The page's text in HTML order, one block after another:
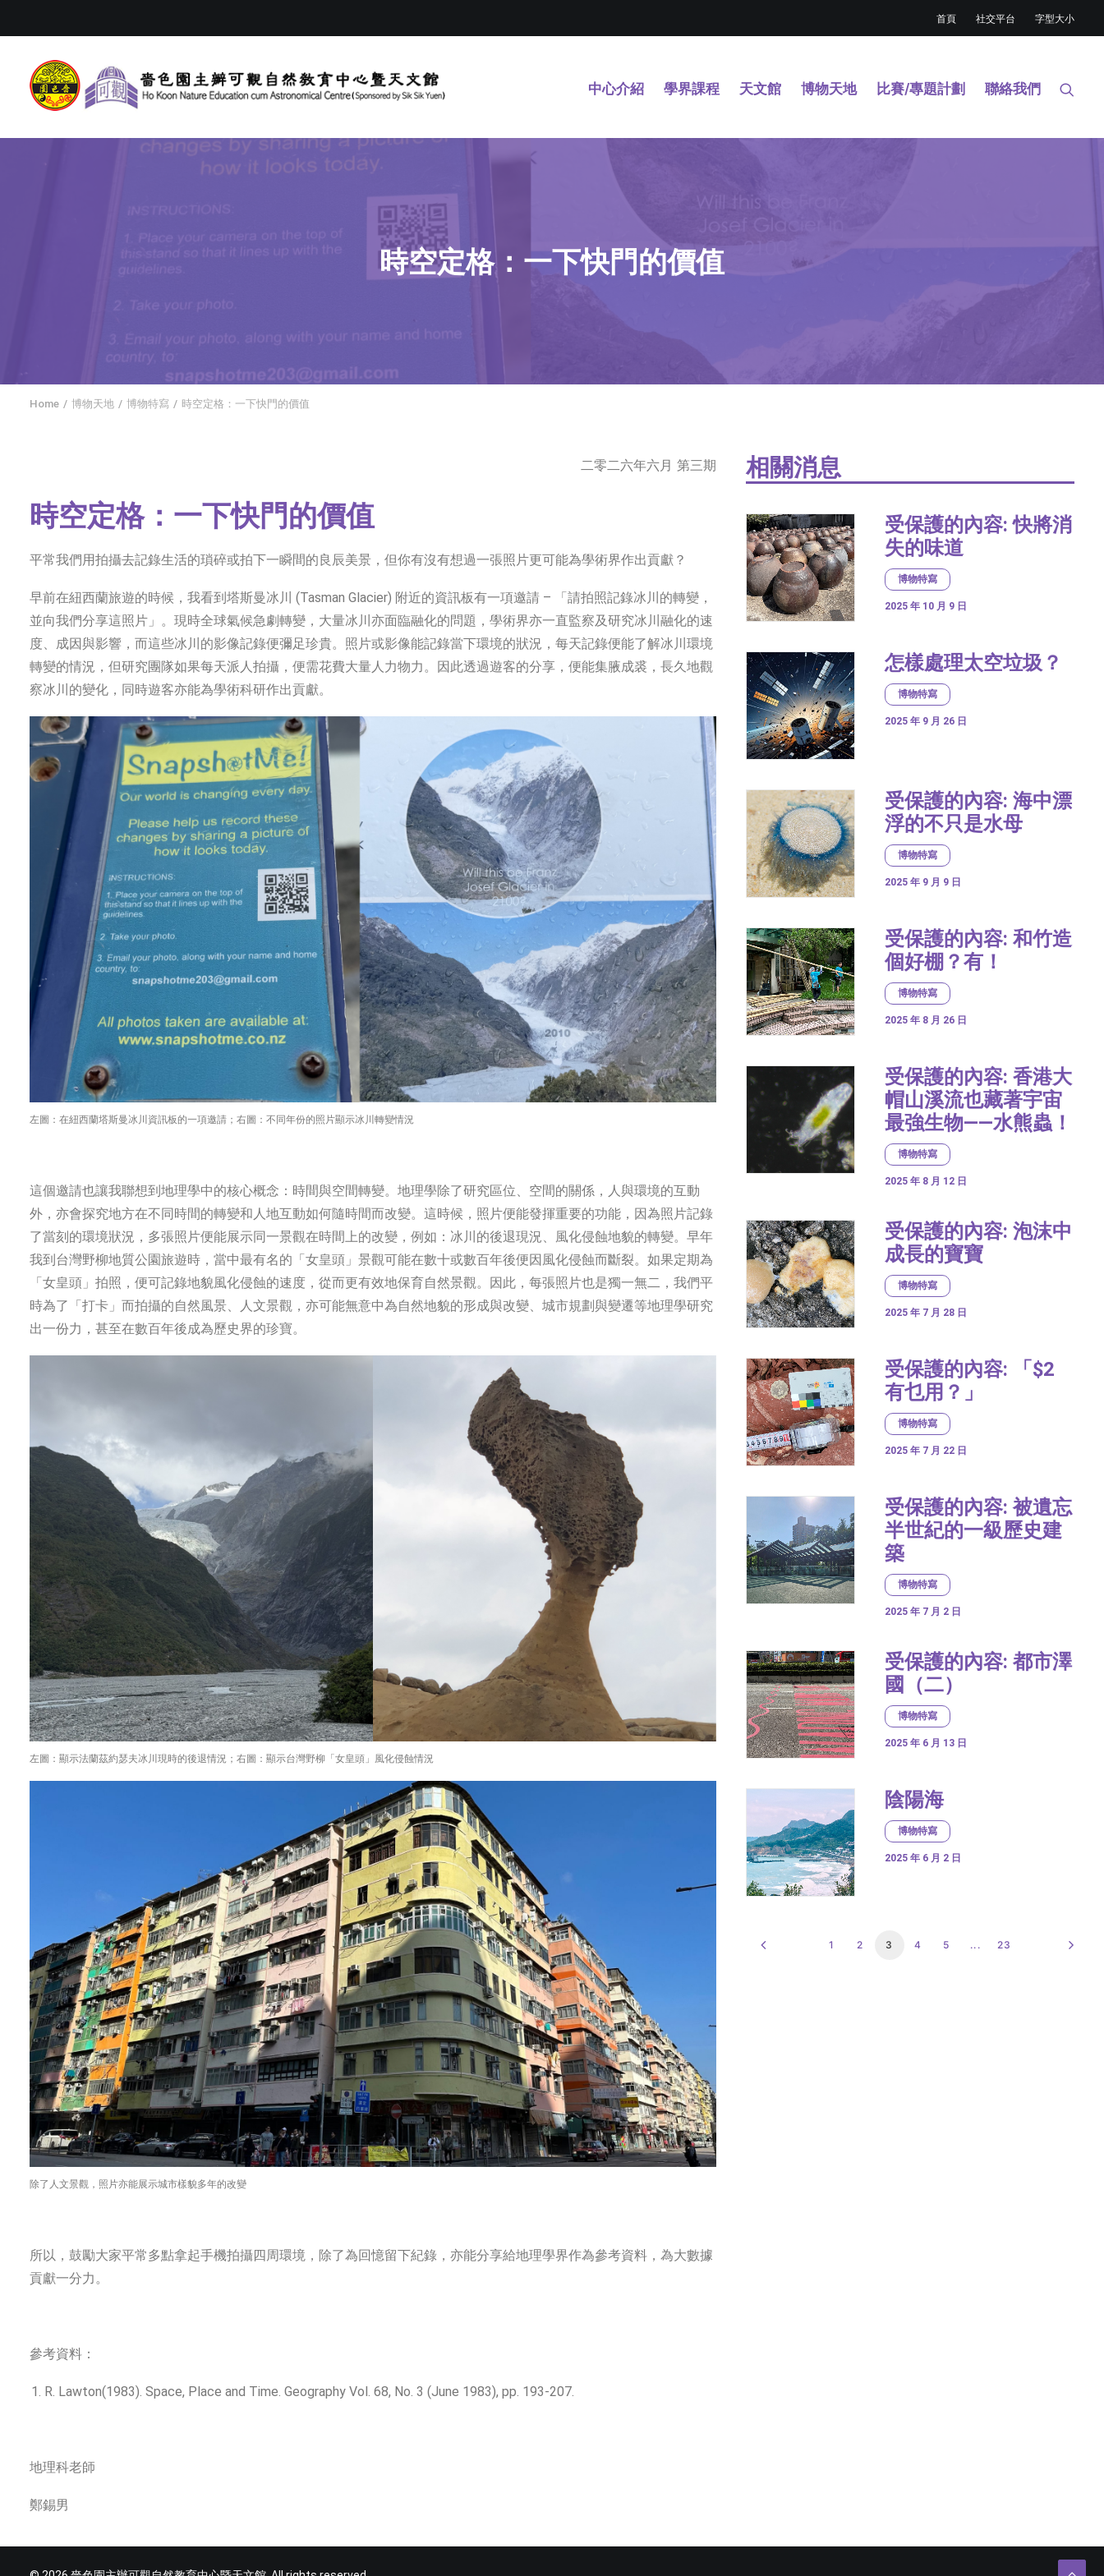
首頁 社交平台 字型大小
中心介紹 學界課程 天文館 博物天地 比賽/專題計劃 聯絡我們
時空定格：一下快門的價值
Home 博物天地 博物特寫 時空定格：一下快門的價值
二零二六年六月 第三期
時空定格：一下快門的價值
平常我們用拍攝去記錄生活的瑣碎或拍下一瞬間的良辰美景，但你有沒有想過一張照片更可能為學術界作出貢獻？
早前在紐西蘭旅遊的時候，我看到塔斯曼冰川 (Tasman Glacier) 附近的資訊板有一項邀請 – 「請拍照記錄冰川的轉變，
並向我們分享這照片」。現時全球氣候急劇轉變，大量冰川亦面臨融化的問題，學術界亦一直監察及研究冰川融化的速
度、成因與影響，而這些冰川的影像記錄便彌足珍貴。照片或影像能記錄當下環境的狀況，每天記錄便能了解冰川環境
轉變的情況，但研究團隊如果每天派人拍攝，便需花費大量人力物力。因此透過遊客的分享，便能集腋成裘，長久地觀
察冰川的變化，同時遊客亦能為學術科研作出貢獻。
左圖：在紐西蘭塔斯曼冰川資訊板的一項邀請；右圖：不同年份的照片顯示冰川轉變情況
這個邀請也讓我聯想到地理學中的核心概念：時間與空間轉變。地理學除了研究區位、空間的關係，人與環境的互動
外，亦會探究地方在不同時間的轉變和人地互動如何隨時間而改變。這時候，照片便能發揮重要的功能，因為照片記錄
了當刻的環境狀況，多張照片便能展示同一景觀在時間上的改變，例如：冰川的後退現況、風化侵蝕地貌的轉變。早年
我到台灣野柳地質公園旅遊時，當中最有名的「女皇頭」景觀可能在數十或數百年後便因風化侵蝕而斷裂。如果定期為
「女皇頭」拍照，便可記錄地貌風化侵蝕的速度，從而更有效地保育自然景觀。因此，每張照片也是獨一無二，我們平
時為了「打卡」而拍攝的自然風景、人文景觀，亦可能無意中為自然地貌的形成與改變、城市規劃與變遷等地理學研究
出一份力，甚至在數百年後成為歷史界的珍寶。
左圖：顯示法蘭茲約瑟夫冰川現時的後退情況；右圖：顯示台灣野柳「女皇頭」風化侵蝕情況
除了人文景觀，照片亦能展示城市樣貌多年的改變
所以，鼓勵大家平常多點拿起手機拍攝四周環境，除了為回憶留下紀錄，亦能分享給地理學界作為參考資料，為大數據
貢獻一分力。
參考資料：
R. Lawton(1983). Space, Place and Time. Geography Vol. 68, No. 3 (June 1983), pp. 193-207.
地理科老師
鄭錫男
相關消息
受保護的內容: 快將消
失的味道
博物特寫
2025 年 10 月 9 日
怎樣處理太空垃圾？
博物特寫
2025 年 9 月 26 日
受保護的內容: 海中漂
浮的不只是水母
博物特寫
2025 年 9 月 9 日
受保護的內容: 和竹造
個好棚？有！
博物特寫
2025 年 8 月 26 日
受保護的內容: 香港大
帽山溪流也藏著宇宙
最強生物——水熊蟲！
博物特寫
2025 年 8 月 12 日
受保護的內容: 泡沫中
成長的寶寶
博物特寫
2025 年 7 月 28 日
受保護的內容: 「$2
有乜用？」
博物特寫
2025 年 7 月 22 日
受保護的內容: 被遺忘
半世紀的一級歷史建
築
博物特寫
2025 年 7 月 2 日
受保護的內容: 都市澤
國（二）
博物特寫
2025 年 6 月 13 日
陰陽海
博物特寫
2025 年 6 月 2 日
1 2 3 4 5 ... 23